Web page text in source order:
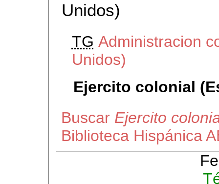
Unidos)
TG Administracion
Unidos)
Ejercito colonial
Buscar Ejercito
Biblioteca Hispánica